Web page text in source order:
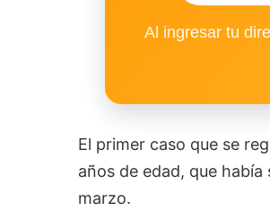
Al ingresar tu
El primer caso que se
años de edad, que
marzo.